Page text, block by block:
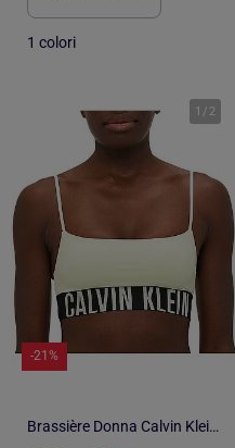
1 colori
1 / 2
-21%
Brassière Donna Calvin Klein Jeans Senza Imbottitura